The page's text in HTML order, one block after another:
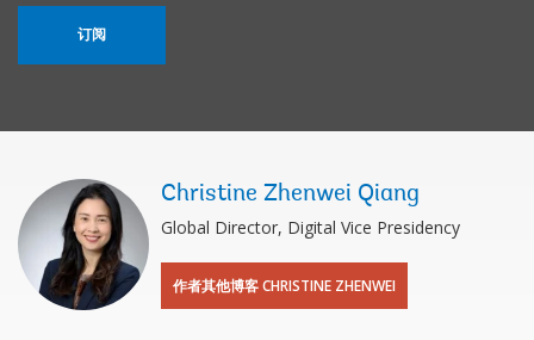
订阅
Christine Zhenwei Qiang
Global Director, Digital Vice Presidency
作者其他博客 CHRISTINE ZHENWEI